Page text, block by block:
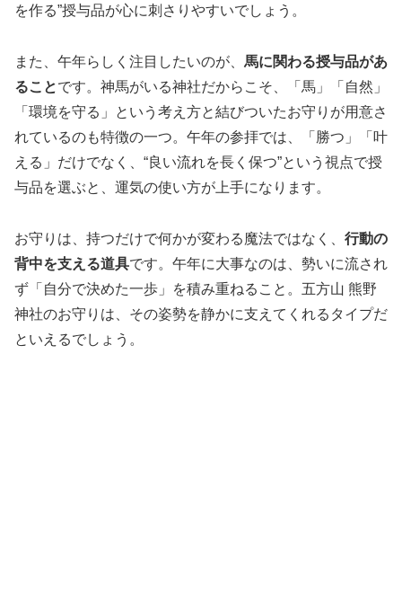
を作る”授与品が心に刺さりやすいでしょう。
また、午年らしく注目したいのが、 馬に関わる授与品があ
ることです。神馬がいる神社だからこそ、「馬」「自然」
「環境を守る」という考え方と結びついたお守りが用意さ
れているのも特徴の一つ。午年の参拝では、「勝つ」「叶
える」だけでなく、“良い流れを長く保つ”という視点で授
与品を選ぶと、運気の使い方が上手になります。
お守りは、持つだけで何かが変わる魔法ではなく、 行動の
背中を支える道具です。午年に大事なのは、勢いに流され
ず「自分で決めた一歩」を積み重ねること。五方山 熊野
神社のお守りは、その姿勢を静かに支えてくれるタイプだ
といえるでしょう。